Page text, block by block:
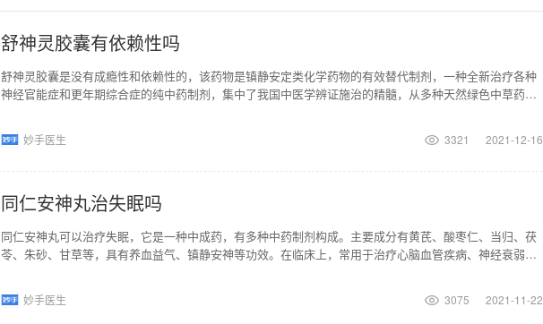
舒神灵胶囊有依赖性吗
舒神灵胶囊是没有成瘾性和依赖性的，该药物是镇静安定类化学药物的有效替代制剂，一种全新治疗各种
神经官能症和更年期综合症的纯中药制剂，集中了我国中医学辨证施治的精髓，从多种天然绿色中草药中
妙手医生 3321 2021-12-16
同仁安神丸治失眠吗
同仁安神丸可以治疗失眠，它是一种中成药，有多种中药制剂构成。主要成分有黄芪、酸枣仁、当归、茯
苓、朱砂、甘草等，具有养血益气、镇静安神等功效。在临床上，常用于治疗心脑血管疾病、神经衰弱、
妙手医生 3075 2021-11-22